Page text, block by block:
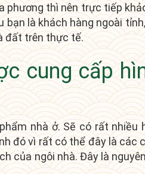
phương thì nên trực tiếp
bạn là khách hàng ngoài
đất trên thực tế.
cung cấp
nhà ở. Sẽ có rất nhiều
đó vì rất có thể đây là các
của ngôi nhà. Đây là